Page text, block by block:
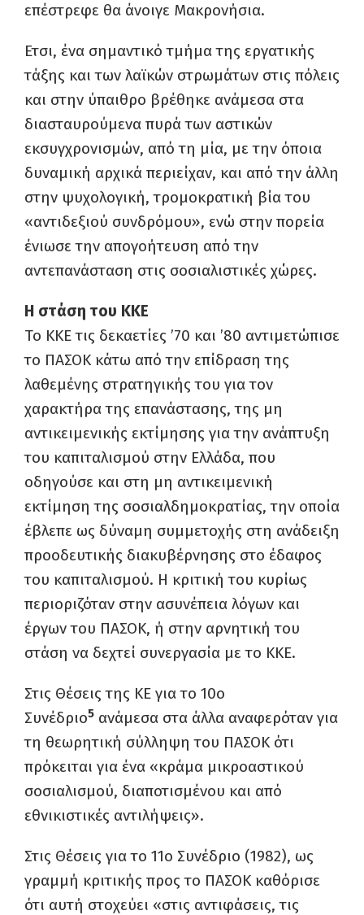
επέστρεφε θα άνοιγε Μακρονήσια.
Ετσι, ένα σημαντικό τμήμα της εργατικής
τάξης και των λαϊκών στρωμάτων στις πόλεις
και στην ύπαιθρο βρέθηκε ανάμεσα στα
διασταυρούμενα πυρά των αστικών
εκσυγχρονισμών, από τη μία, με την όποια
δυναμική αρχικά περιείχαν, και από την άλλη
στην ψυχολογική, τρομοκρατική βία του
«αντιδεξιού συνδρόμου», ενώ στην πορεία
ένιωσε την απογοήτευση από την
αντεπανάσταση στις σοσιαλιστικές χώρες.
Η στάση του ΚΚΕ
Το ΚΚΕ τις δεκαετίες ’70 και ’80 αντιμετώπισε
το ΠΑΣΟΚ κάτω από την επίδραση της
λαθεμένης στρατηγικής του για τον
χαρακτήρα της επανάστασης, της μη
αντικειμενικής εκτίμησης για την ανάπτυξη
του καπιταλισμού στην Ελλάδα, που
οδηγούσε και στη μη αντικειμενική
εκτίμηση της σοσιαλδημοκρατίας, την οποία
έβλεπε ως δύναμη συμμετοχής στη ανάδειξη
προοδευτικής διακυβέρνησης στο έδαφος
του καπιταλισμού. Η κριτική του κυρίως
περιοριζόταν στην ασυνέπεια λόγων και
έργων του ΠΑΣΟΚ, ή στην αρνητική του
στάση να δεχτεί συνεργασία με το ΚΚΕ.
Στις Θέσεις της ΚΕ για το 10ο
Συνέδριο5 ανάμεσα στα άλλα αναφερόταν για
τη θεωρητική σύλληψη του ΠΑΣΟΚ ότι
πρόκειται για ένα «κράμα μικροαστικού
σοσιαλισμού, διαποτισμένου και από
εθνικιστικές αντιλήψεις».
Στις Θέσεις για το 11ο Συνέδριο (1982), ως
γραμμή κριτικής προς το ΠΑΣΟΚ καθόρισε
ότι αυτή στοχεύει «στις αντιφάσεις, τις